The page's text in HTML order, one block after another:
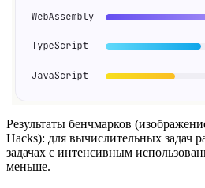
Результаты бенчмарков
Hacks): для вычислительных задач
задачах с интенсивным
меньше.